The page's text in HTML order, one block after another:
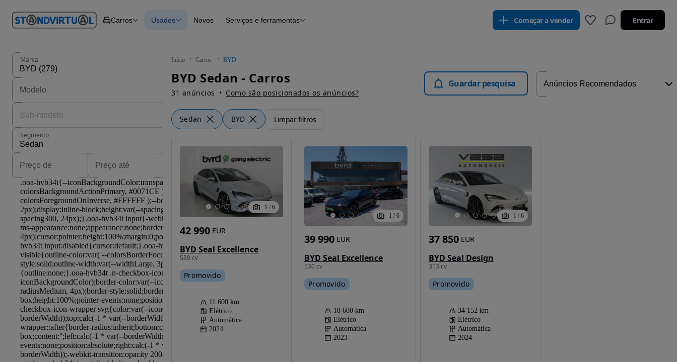
em
Carros Carros
Carros
Novos
Usados Novos Serviços e ferramentas Começar a vender Entrar
Início Carros BYD
BYD Sedan - Carros
31 anúncios Como são posicionados os anúncios?
Guardar pesquisa
Sedan BYD Limpar filtros
Marca
Segmento
1 / 6
BYD Seal Excellence
530 cv
42 990 EUR
Promovido
11 600 km
Elétrico
Automática
2024
1 / 6
BYD Seal Excellence
530 cv
39 990 EUR
Promovido
18 600 km
Elétrico
Automática
2023
1 / 6
BYD Seal Design
313 cv
37 850 EUR
Promovido
34 152 km
Elétrico
Automática
2024